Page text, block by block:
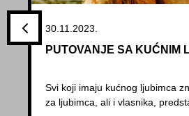
30.11.2023.
PUTOVANJE SA KUĆNIM
Svi koji imaju kućnog ljubimca
za ljubimca, ali i vlasnika,